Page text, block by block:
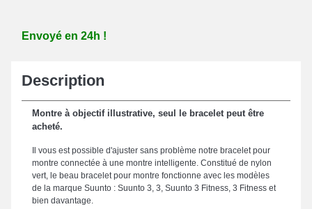
Envoyé en 24h !
Description
Montre à objectif illustrative, seul le bracelet peut être
acheté.
Il vous est possible d'ajuster sans problème notre bracelet pour
montre connectée à une montre intelligente. Constitué de nylon
vert, le beau bracelet pour montre fonctionne avec les modèles
de la marque Suunto : Suunto 3, 3, Suunto 3 Fitness, 3 Fitness et
bien davantage.